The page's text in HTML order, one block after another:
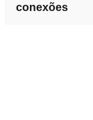
conexões